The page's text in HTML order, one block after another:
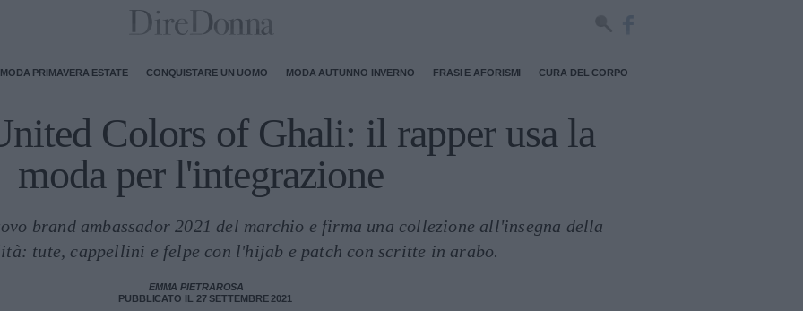
MODA PRIMAVERA ESTATE CONQUISTARE UN UOMO MODA AUTUNNO INVERNO FRASI E AFORISMI CURA DEL CORPO
Colors of Ghali: il rapper usa la
moda per l'integrazione
brand ambassador 2021 del marchio e firma una collezione all'insegna della
tute, cappellini e felpe con l'hijab e patch con scritte in arabo.
EMMA PIETRAROSA
PUBBLICATO IL 27 SETTEMBRE 2021